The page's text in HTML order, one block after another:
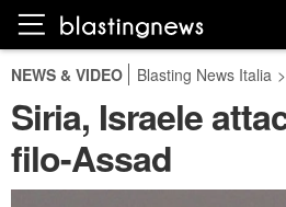
NEWS & VIDEO Blasting News Italia >
Siria, Israele
filo-Assad